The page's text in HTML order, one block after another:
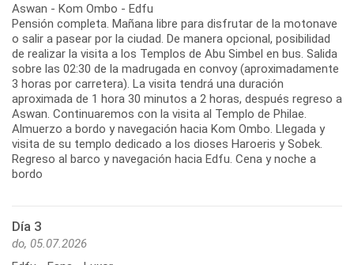
Aswan - Kom Ombo - Edfu
Pensión completa. Mañana libre para disfrutar de la motonave
o salir a pasear por la ciudad. De manera opcional, posibilidad
de realizar la visita a los Templos de Abu Simbel en bus. Salida
sobre las 02:30 de la madrugada en convoy (aproximadamente
3 horas por carretera). La visita tendrá una duración
aproximada de 1 hora 30 minutos a 2 horas, después regreso a
Aswan. Continuaremos con la visita al Templo de Philae.
Almuerzo a bordo y navegación hacia Kom Ombo. Llegada y
visita de su templo dedicado a los dioses Haroeris y Sobek.
Regreso al barco y navegación hacia Edfu. Cena y noche a
bordo
Día 3
do, 05.07.2026